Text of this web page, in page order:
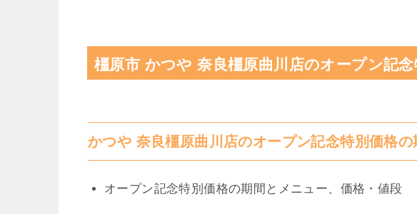
橿原市 かつや 奈良橿原曲川店のオープン記
かつや 奈良橿原曲川店のオープン記念特別価格
オープン記念特別価格の期間とメニュー、価格・値段